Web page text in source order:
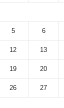
5 6
12 13
19 20
26 27